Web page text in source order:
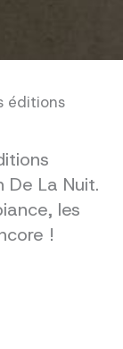
éditions
De La Nuit.
les
!